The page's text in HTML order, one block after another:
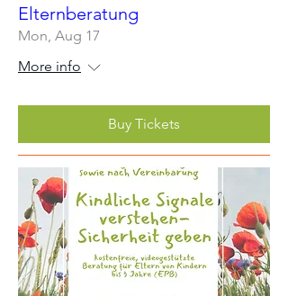
Elternberatung
Mon, Aug 17
More info
Buy Tickets